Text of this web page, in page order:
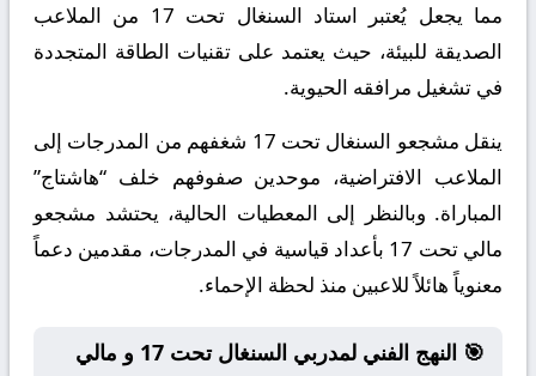
مما يجعل يُعتبر استاد السنغال تحت 17 من الملاعب
الصديقة للبيئة، حيث يعتمد على تقنيات الطاقة المتجددة
في تشغيل مرافقه الحيوية.
ينقل مشجعو السنغال تحت 17 شغفهم من المدرجات إلى
الملاعب الافتراضية، موحدين صفوفهم خلف “هاشتاج”
المباراة. وبالنظر إلى المعطيات الحالية، يحتشد مشجعو
مالي تحت 17 بأعداد قياسية في المدرجات، مقدمين دعماً
معنوياً هائلاً للاعبين منذ لحظة الإحماء.
🎯 النهج الفني لمدربي السنغال تحت 17 و مالي